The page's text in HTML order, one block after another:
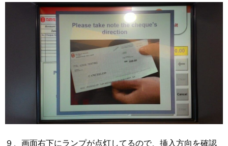
９、画面右下にランプが点灯してるので、挿入方向を確認